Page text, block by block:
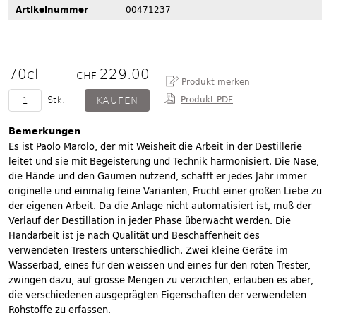
Artikelnummer
00471237
70cl CHF 229.00
Stk. Produkt-PDF
Bemerkungen
Es ist Paolo Marolo, der mit Weisheit die Arbeit in der Destillerie
leitet und sie mit Begeisterung und Technik harmonisiert. Die Nase,
die Hände und den Gaumen nutzend, schafft er jedes Jahr immer
originelle und einmalig feine Varianten, Frucht einer großen Liebe zu
der eigenen Arbeit. Da die Anlage nicht automatisiert ist, muß der
Verlauf der Destillation in jeder Phase überwacht werden. Die
Handarbeit ist je nach Qualität und Beschaffenheit des
verwendeten Tresters unterschiedlich. Zwei kleine Geräte im
Wasserbad, eines für den weissen und eines für den roten Trester,
zwingen dazu, auf grosse Mengen zu verzichten, erlauben es aber,
die verschiedenen ausgeprägten Eigenschaften der verwendeten
Rohstoffe zu erfassen.